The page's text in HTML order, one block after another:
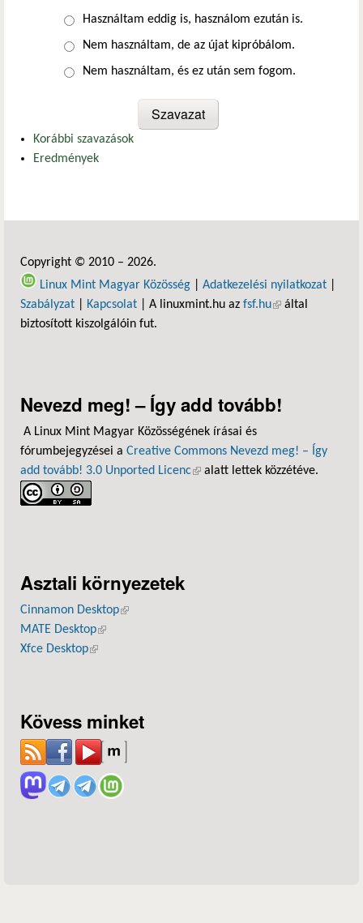
Választások
Használtam eddig is, használom ezután is.
Nem használtam, de az újat kipróbálom.
Nem használtam, és ez után sem fogom.
Korábbi szavazások
Eredmények
Copyright © 2010 – 2026.
Linux Mint Magyar Közösség
Adatkezelési nyilatkozat
Szabályzat
Kapcsolat | A linuxmint.hu az fsf.hu(külső hivatkozás)
által
biztosított kiszolgálóin fut.
Nevezd meg! – Így add tovább!
A Linux Mint Magyar Közösségének írásai és
fórumbejegyzései a Creative Commons Nevezd meg! – Így
add tovább! 3.0 Unported Licenc(külső hivatkozás)
alatt lettek közzétéve.
Asztali környezetek
Cinnamon Desktop(külső hivatkozás)
MATE Desktop(külső hivatkozás)
Xfce Desktop(külső hivatkozás)
Kövess minket